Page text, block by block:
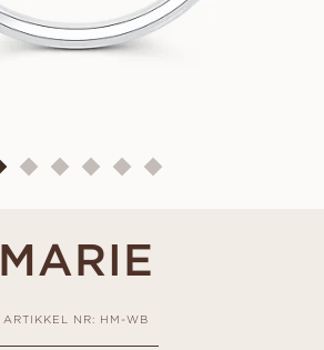
MARIE
ARTIKKEL NR: HM-WB